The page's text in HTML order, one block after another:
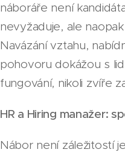
náboráře není
nevyžaduje, ale
Navázání vztahu,
pohovoru dokážou s
fungování, nikoli zvíře
HR a Hiring manažer:
Nábor není záležitostí